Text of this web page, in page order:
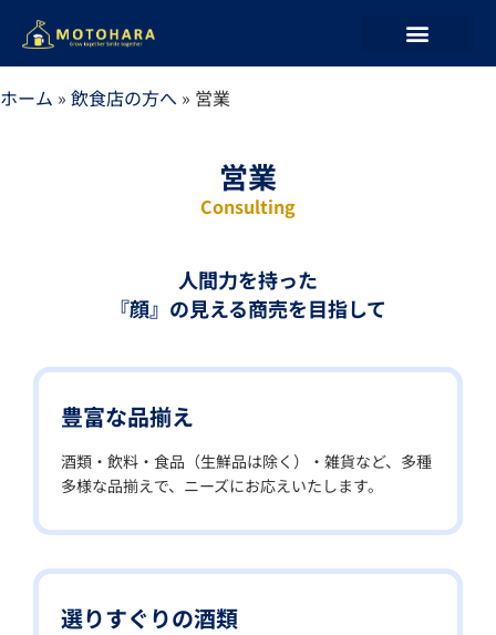
ホーム » 飲食店の方へ » 営業
営業
Consulting
人間力を持った
『顔』の見える商売を目指して
豊富な品揃え
酒類・飲料・食品（生鮮品は除く）・雑貨など、多種
多様な品揃えで、ニーズにお応えいたします。
選りすぐりの酒類